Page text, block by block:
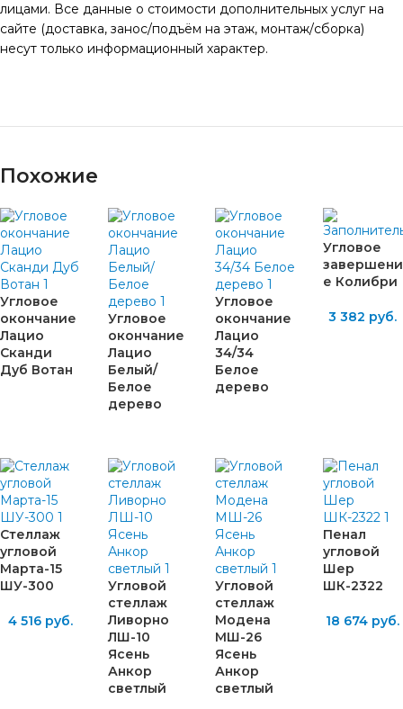
лицами. Все данные о стоимости дополнительных услуг на
сайте (доставка, занос/подъём на этаж, монтаж/сборка)
несут только информационный характер.
Похожие
Угловое
окончание
Лацио
Сканди
Дуб Вотан
Угловое
окончание
Лацио
Белый/
Белое
дерево
Угловое
окончание
Лацио
34/34
Белое
дерево
Угловое
завершени
е Колибри
3 382 руб.
Стеллаж
угловой
Марта-15
ШУ-300
4 516руб.
Угловой
стеллаж
Ливорно
ЛШ-10
Ясень
Анкор
светлый
Угловой
стеллаж
Модена
МШ-26
Ясень
Анкор
светлый
Пенал
угловой
Шер
ШК-2322
18 674 руб.